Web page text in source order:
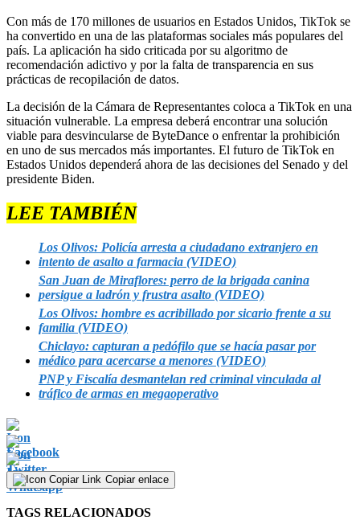
Con más de 170 millones de usuarios en Estados Unidos, TikTok se
ha convertido en una de las plataformas sociales más populares del
país. La aplicación ha sido criticada por su algoritmo de
recomendación adictivo y por la falta de transparencia en sus
prácticas de recopilación de datos.
La decisión de la Cámara de Representantes coloca a TikTok en una
situación vulnerable. La empresa deberá encontrar una solución
viable para desvincularse de ByteDance o enfrentar la prohibición
en uno de sus mercados más importantes. El futuro de TikTok en
Estados Unidos dependerá ahora de las decisiones del Senado y del
presidente Biden.
LEE TAMBIÉN
Los Olivos: Policía arresta a ciudadano extranjero en
intento de asalto a farmacia (VIDEO)
San Juan de Miraflores: perro de la brigada canina
persigue a ladrón y frustra asalto (VIDEO)
Los Olivos: hombre es acribillado por sicario frente a su
familia (VIDEO)
Chiclayo: capturan a pedófilo que se hacía pasar por
médico para acercarse a menores (VIDEO)
PNP y Fiscalía desmantelan red criminal vinculada al
tráfico de armas en megaoperativo
Copiar enlace
TAGS RELACIONADOS